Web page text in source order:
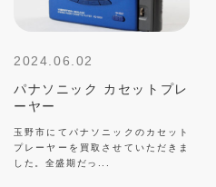
2024.06.02
パナソニック カセットプレ
ーヤー
玉野市にてパナソニックのカセット
プレーヤーを買取させていただきま
した。全盛期だっ...